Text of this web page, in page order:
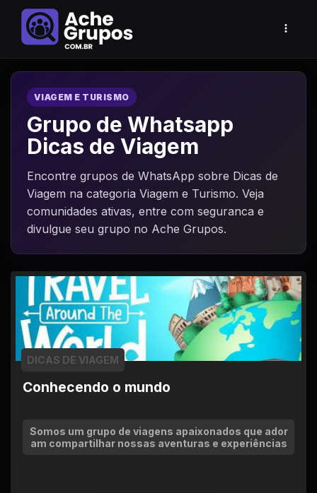
VIAGEM E TURISMO
Grupo de Whatsapp
Dicas de Viagem
Encontre grupos de WhatsApp sobre Dicas de
Viagem na categoria Viagem e Turismo. Veja
comunidades ativas, entre com seguranca e
divulgue seu grupo no Ache Grupos.
Conhecendo o mundo
DICAS DE VIAGEM
Somos um grupo de viagens apaixonados que ador
am compartilhar nossas aventuras e experiências